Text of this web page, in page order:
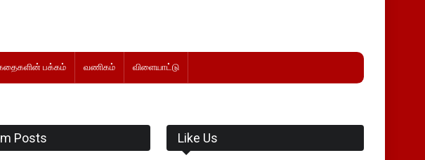
பக்கம் வணிகம் விளையாட்டு
Posts Like Us